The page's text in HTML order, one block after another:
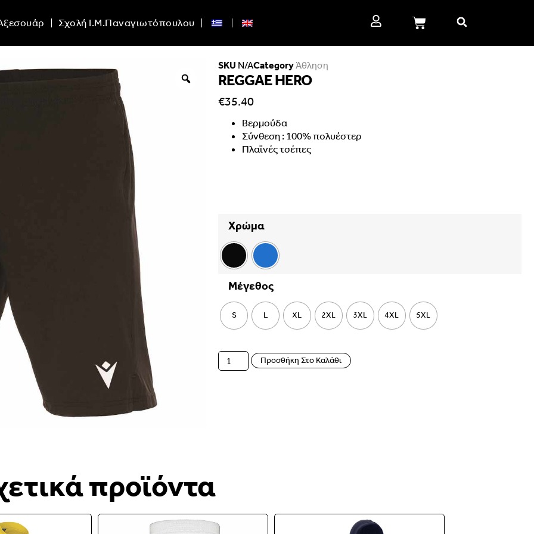
Σχολή Ι.Μ.Παναγιωτόπουλου
SKU N/ACategoryΆθληση
REGGAE HERO
€35.40
Βερμούδα
Σύνθεση : 100% πολυέστερ
Πλαϊνές τσέπες
Χρώμα
Μέγεθος
S L XL 2XL 3XL 4XL 5XL
Προσθήκη Στο Καλάθι
προϊόντα